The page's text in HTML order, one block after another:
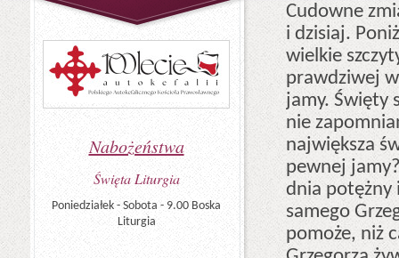
Nabożeństwa
Święta Liturgia
Poniedziałek - Sobota - 9.00 Boska
Liturgia
Cudowne
i dzisiaj.
wielkie
prawdziwej
jamy. Święty
nie
największa
pewnej
dnia potężny
samego
pomoże, niż